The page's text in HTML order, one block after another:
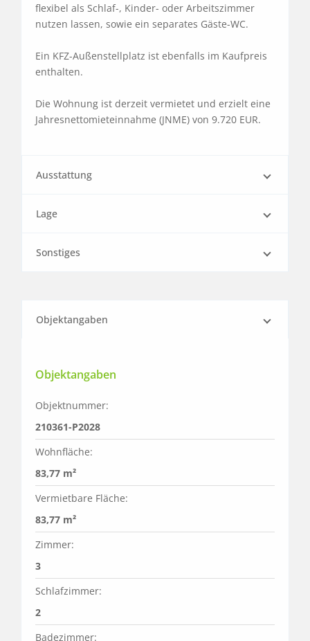
flexibel als Schlaf-, Kinder- oder Arbeitszimmer
nutzen lassen, sowie ein separates Gäste-WC.
Ein KFZ-Außenstellplatz ist ebenfalls im Kaufpreis
enthalten.
Die Wohnung ist derzeit vermietet und erzielt eine
Jahresnettomieteinnahme (JNME) von 9.720 EUR.
Ausstattung
Lage
Sonstiges
Objektangaben
Objektangaben
Objektnummer:
210361-P2028
Wohnfläche:
83,77 m²
Vermietbare Fläche:
83,77 m²
Zimmer:
3
Schlafzimmer:
2
Badezimmer: